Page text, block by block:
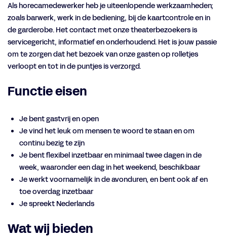
Als horecamedewerker heb je uiteenlopende werkzaamheden;
zoals barwerk, werk in de bediening, bij de kaartcontrole en in
de garderobe. Het contact met onze theaterbezoekers is
servicegericht, informatief en onderhoudend. Het is jouw passie
om te zorgen dat het bezoek van onze gasten op rolletjes
verloopt en tot in de puntjes is verzorgd.
Functie eisen
Je bent gastvrij en open
Je vind het leuk om mensen te woord te staan en om
continu bezig te zijn
Je bent flexibel inzetbaar en minimaal twee dagen in de
week, waaronder een dag in het weekend, beschikbaar
Je werkt voornamelijk in de avonduren, en bent ook af en
toe overdag inzetbaar
Je spreekt Nederlands
Wat wij bieden